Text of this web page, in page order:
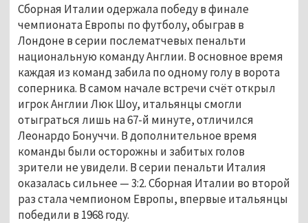
Сборная Италии одержала победу в финале
чемпионата Европы по футболу, обыграв в
Лондоне в серии послематчевых пенальти
национальную команду Англии. В основное время
каждая из команд забила по одному голу в ворота
соперника. В самом начале встречи счёт открыл
игрок Англии Люк Шоу, итальянцы смогли
отыграться лишь на 67-й минуте, отличился
Леонардо Бонуччи. В дополнительное время
команды были осторожны и забитых голов
зрители не увидели. В серии пенальти Италия
оказалась сильнее — 3:2. Сборная Италии во второй
раз стала чемпионом Европы, впервые итальянцы
победили в 1968 году.